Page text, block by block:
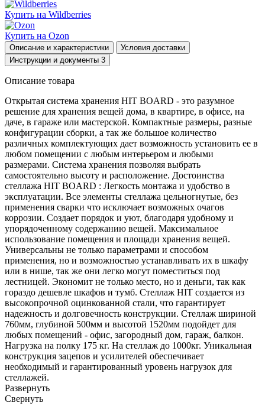
Купить на Wildberries
Купить на Ozon
Описание и характеристики
Условия доставки
Инструкции и документы 3
Описание товара
Открытая система хранения HIT BOARD - это разумное
решение для хранения вещей дома, в квартире, в офисе, на
даче, в гараже или мастерской. Компактные размеры, разные
конфигурации сборки, а так же большое количество
различных комплектующих дает возможность установить ее в
любом помещении с любым интерьером и любыми
размерами. Система хранения позволяя выбрать
самостоятельно высоту и расположение. Достоинства
стеллажа HIT BOARD : Легкость монтажа и удобство в
эксплуатации. Все элементы стеллажа цельногнутые, без
применения сварки что исключает возможных очагов
коррозии. Создает порядок и уют, благодаря удобному и
упорядоченному содержанию вещей. Максимальное
использование помещения и площади хранения вещей.
Универсальны не только параметрами и способом
применения, но и возможностью устанавливать их в шкафу
или в нише, так же они легко могут поместиться под
лестницей. Экономит не только место, но и деньги, так как
гораздо дешевле шкафов и тумб. Стеллаж HIT создается из
высокопрочной оцинкованной стали, что гарантирует
надежность и долговечность конструкции. Стеллаж шириной
760мм, глубиной 500мм и высотой 1520мм подойдет для
любых помещений - офис, загородный дом, гараж, балкон.
Нагрузка на полку 175 кг. На стеллаж до 1000кг. Уникальная
конструкция зацепов и усилителей обеспечивает
необходимый и гарантированный уровень нагрузок для
стеллажей.
Развернуть
Cвернуть